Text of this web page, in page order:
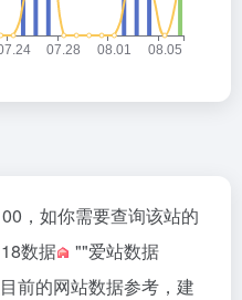
，如你需要查询该站的
数据 ""爱站数据
前的网站数据参考，建